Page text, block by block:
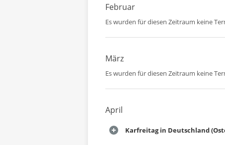
Februar
Es wurden für diesen Zeitraum keine
März
Es wurden für diesen Zeitraum keine
April
Karfreitag in Deutschland